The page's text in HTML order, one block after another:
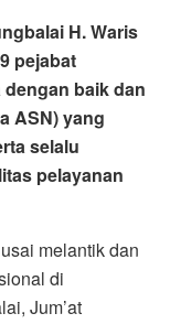
H. Waris
pejabat
baik dan
ASN) yang
selalu
pelayanan
melantik dan
di
Jum’at